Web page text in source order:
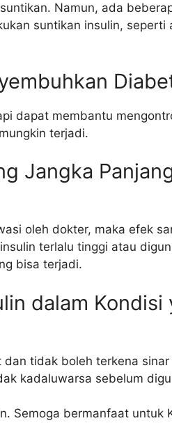
Namun, ada
suntikan insulin, seperti
dapat membantu
terjadi.
Jangka
oleh dokter, maka efek
terlalu tinggi atau
bisa terjadi.
dalam Kondisi
tidak boleh terkena
kadaluwarsa sebelum
Semoga bermanfaat untuk